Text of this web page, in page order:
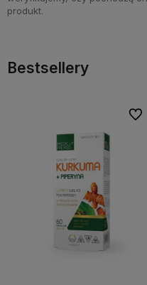
produkt.
Bestsellery
Do